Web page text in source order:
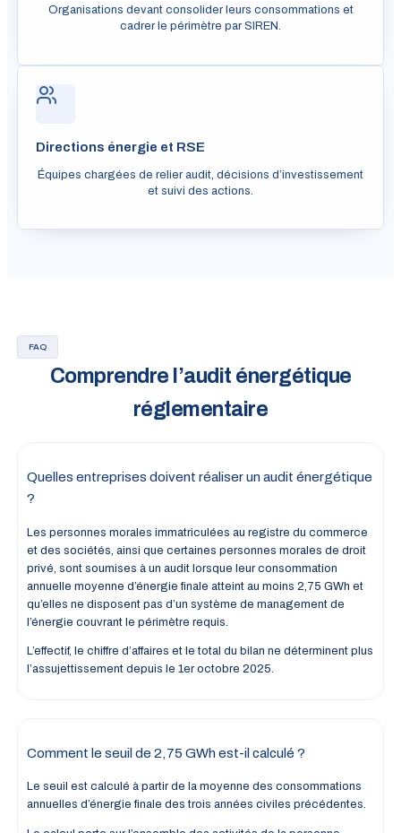
Organisations devant consolider leurs consommations et
cadrer le périmètre par SIREN.
Directions énergie et RSE
Équipes chargées de relier audit, décisions d’investissement
et suivi des actions.
FAQ
Comprendre l’audit énergétique
réglementaire
Quelles entreprises doivent réaliser un audit énergétique
?
Les personnes morales immatriculées au registre du commerce
et des sociétés, ainsi que certaines personnes morales de droit
privé, sont soumises à un audit lorsque leur consommation
annuelle moyenne d’énergie finale atteint au moins 2,75 GWh et
qu’elles ne disposent pas d’un système de management de
l’énergie couvrant le périmètre requis.
L’effectif, le chiffre d’affaires et le total du bilan ne déterminent plus
l’assujettissement depuis le 1er octobre 2025.
Comment le seuil de 2,75 GWh est-il calculé ?
Le seuil est calculé à partir de la moyenne des consommations
annuelles d’énergie finale des trois années civiles précédentes.